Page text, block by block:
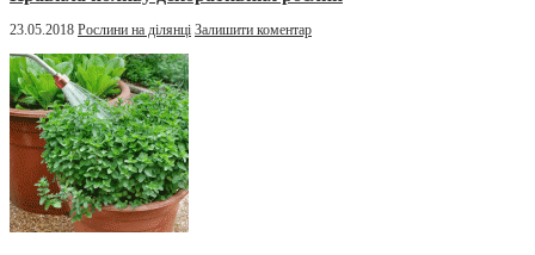
23.05.2018 Рослини на ділянці Залишити коментар